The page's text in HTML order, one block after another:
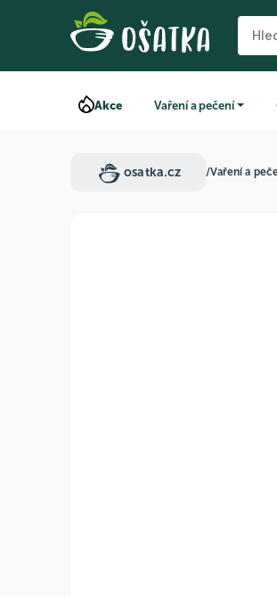
Akce Vaření a pečení
osatka.cz /Vaření a